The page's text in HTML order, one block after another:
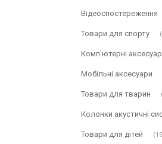
Відеоспостереження
Товари для спорту
Комп'ютерні
Мобільні аксесуари
Товари для тварин
Колонки акустичні
Товари для дітей